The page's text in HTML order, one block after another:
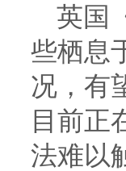
英国
些栖息
况，有
目前正
法难以